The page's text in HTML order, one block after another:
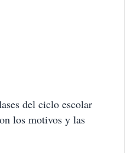
del ciclo escolar
los motivos y las